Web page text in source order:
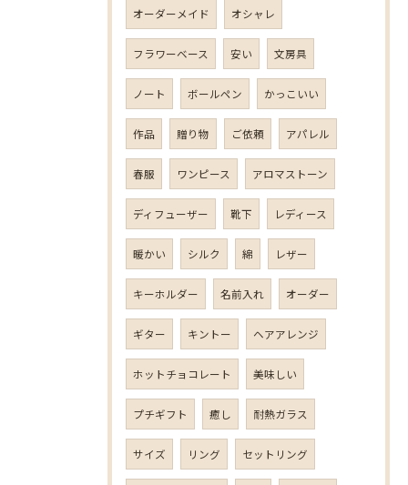
オーダーメイド オシャレ
フラワーベース 安い 文房具
ノート ボールペン かっこいい
作品 贈り物 ご依頼 アパレル
春服 ワンピース アロマストーン
ディフューザー 靴下 レディース
暖かい シルク 綿 レザー
キーホルダー 名前入れ オーダー
ギター キントー ヘアアレンジ
ホットチョコレート 美味しい
プチギフト 癒し 耐熱ガラス
サイズ リング セットリング